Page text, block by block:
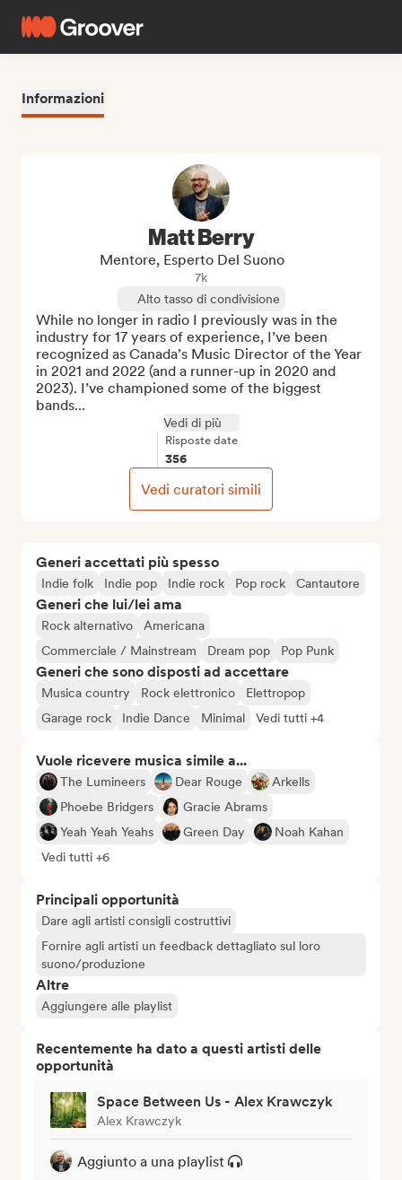
Informazioni
Generi accettati più spesso
Indie folk Indie pop Indie rock Pop rock Cantautore
Generi che lui/lei ama
Rock alternativo
Americana
Commerciale / Mainstream
Dream pop Pop Punk
Generi che sono disposti ad accettare
Musica country Rock elettronico
Elettropop
Garage rock
Indie Dance Minimal Vedi tutti +4
Vuole ricevere musica simile a...
The Lumineers Dear Rouge
Arkells
Phoebe Bridgers
Gracie Abrams
Yeah Yeah Yeahs
Green Day
Noah Kahan
Vedi tutti +6
Principali opportunità
Dare agli artisti consigli costruttivi
Fornire agli artisti un feedback dettagliato sul loro
suono/produzione
Altre
Aggiungere alle playlist
Recentemente ha dato a questi artisti delle
opportunità
Space Between Us - Alex Krawczyk
Alex Krawczyk
Aggiunto a una playlist
Matt Berry
Mentore, Esperto Del Suono
7k
Alto tasso di condivisione
While no longer in radio I previously was in the
industry for 17 years of experience, I’ve been
recognized as Canada’s Music Director of the Year
in 2021 and 2022 (and a runner-up in 2020 and
2023). I’ve championed some of the biggest
bands...
Vedi di più
Risposte date
356
Vedi curatori simili